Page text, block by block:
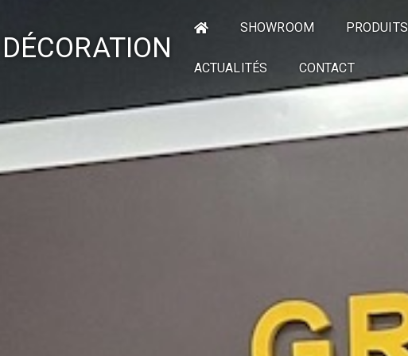
SHOWROOM PRODUITS
ACTUALITÉS CONTACT